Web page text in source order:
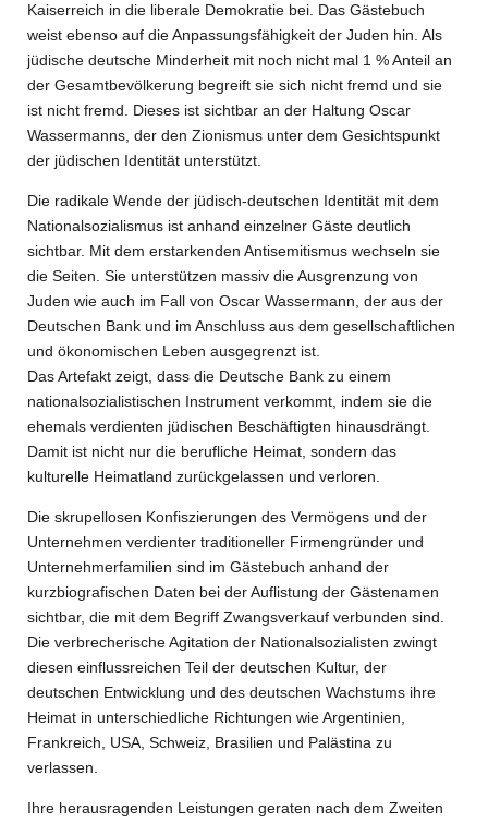
Kaiserreich in die liberale Demokratie bei. Das Gästebuch
weist ebenso auf die Anpassungsfähigkeit der Juden hin. Als
jüdische deutsche Minderheit mit noch nicht mal 1 % Anteil an
der Gesamtbevölkerung begreift sie sich nicht fremd und sie
ist nicht fremd. Dieses ist sichtbar an der Haltung Oscar
Wassermanns, der den Zionismus unter dem Gesichtspunkt
der jüdischen Identität unterstützt.
Die radikale Wende der jüdisch-deutschen Identität mit dem
Nationalsozialismus ist anhand einzelner Gäste deutlich
sichtbar. Mit dem erstarkenden Antisemitismus wechseln sie
die Seiten. Sie unterstützen massiv die Ausgrenzung von
Juden wie auch im Fall von Oscar Wassermann, der aus der
Deutschen Bank und im Anschluss aus dem gesellschaftlichen
und ökonomischen Leben ausgegrenzt ist.
Das Artefakt zeigt, dass die Deutsche Bank zu einem
nationalsozialistischen Instrument verkommt, indem sie die
ehemals verdienten jüdischen Beschäftigten hinausdrängt.
Damit ist nicht nur die berufliche Heimat, sondern das
kulturelle Heimatland zurückgelassen und verloren.
Die skrupellosen Konfiszierungen des Vermögens und der
Unternehmen verdienter traditioneller Firmengründer und
Unternehmerfamilien sind im Gästebuch anhand der
kurzbiografischen Daten bei der Auflistung der Gästenamen
sichtbar, die mit dem Begriff Zwangsverkauf verbunden sind.
Die verbrecherische Agitation der Nationalsozialisten zwingt
diesen einflussreichen Teil der deutschen Kultur, der
deutschen Entwicklung und des deutschen Wachstums ihre
Heimat in unterschiedliche Richtungen wie Argentinien,
Frankreich, USA, Schweiz, Brasilien und Palästina zu
verlassen.
Ihre herausragenden Leistungen geraten nach dem Zweiten